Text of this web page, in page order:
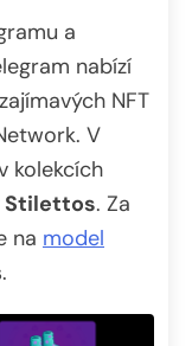
a
nabízí
NFT
V
kolekcích
Stilettos. Za
na model